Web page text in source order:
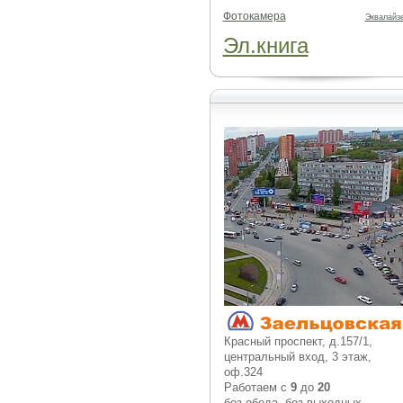
Фотокамера
Эл.книга
Красный проспект, д.157/1,
центральный вход, 3 этаж,
оф.324
Работаем с 9до 20